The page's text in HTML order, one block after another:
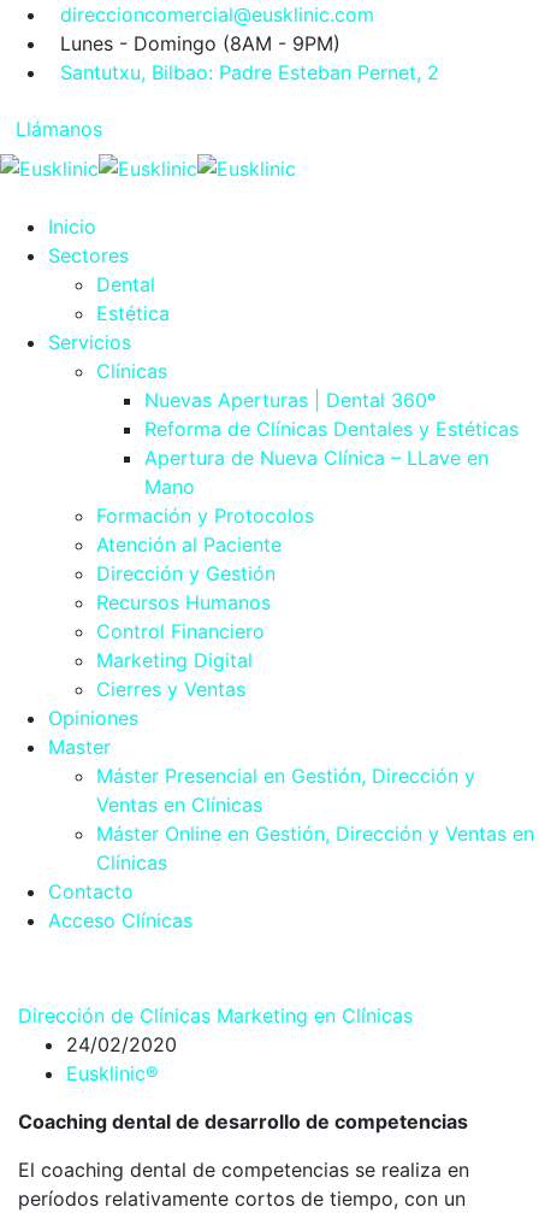
direccioncomercial@eusklinic.com
Lunes - Domingo (8AM - 9PM)
Santutxu, Bilbao: Padre Esteban Pernet, 2
Llámanos
Inicio
Sectores
Dental
Estética
Servicios
Clínicas
Nuevas Aperturas | Dental 360º
Reforma de Clínicas Dentales y Estéticas
Apertura de Nueva Clínica – LLave en
Mano
Formación y Protocolos
Atención al Paciente
Dirección y Gestión
Recursos Humanos
Control Financiero
Marketing Digital
Cierres y Ventas
Opiniones
Master
Máster Presencial en Gestión, Dirección y
Ventas en Clínicas
Máster Online en Gestión, Dirección y Ventas en
Clínicas
Contacto
Acceso Clínicas
Dirección de Clínicas Marketing en Clínicas
24/02/2020
Eusklinic®
Coaching dental de desarrollo de competencias
El coaching dental de competencias se realiza en
períodos relativamente cortos de tiempo, con un